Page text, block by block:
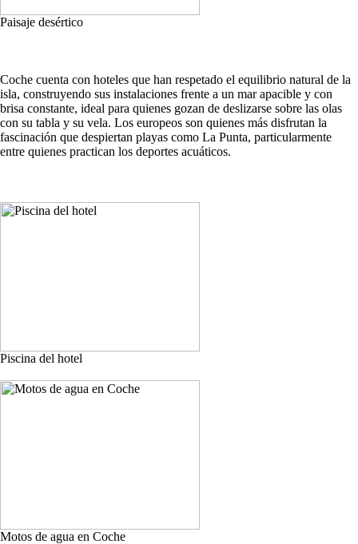
Paisaje desértico
Coche cuenta con hoteles que han respetado el equilibrio natural de la
isla, construyendo sus instalaciones frente a un mar apacible y con
brisa constante, ideal para quienes gozan de deslizarse sobre las olas
con su tabla y su vela. Los europeos son quienes más disfrutan la
fascinación que despiertan playas como La Punta, particularmente
entre quienes practican los deportes acuáticos.
Piscina del hotel
Motos de agua en Coche